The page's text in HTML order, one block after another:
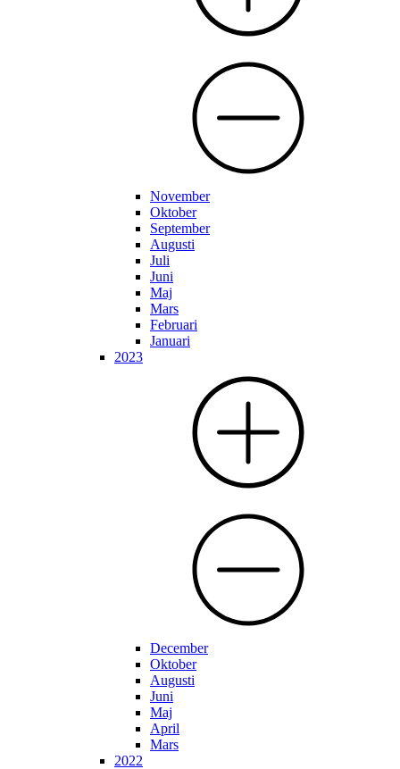
November
Oktober
September
Augusti
Juli
Juni
Maj
Mars
Februari
Januari
2023
December
Oktober
Augusti
Juni
Maj
April
Mars
2022